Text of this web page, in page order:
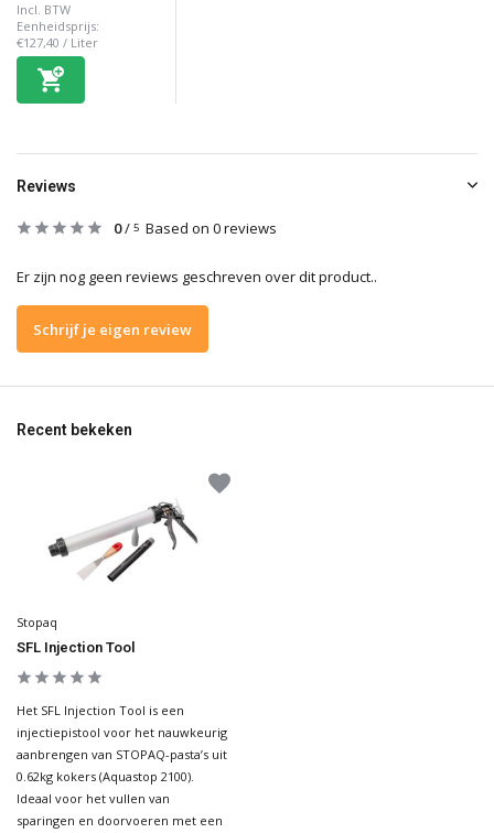
Incl. BTW
Eenheidsprijs:
€127,40 / Liter
Reviews
0/ 5 Based on 0 reviews
Er zijn nog geen reviews geschreven over dit product..
Schrijf je eigen review
Recent bekeken
Stopaq
SFL Injection Tool
Het SFL Injection Tool is een
injectiepistool voor het nauwkeurig
aanbrengen van STOPAQ-pasta’s uit
0.62kg kokers (Aquastop 2100).
Ideaal voor het vullen van
sparingen en doorvoeren met een